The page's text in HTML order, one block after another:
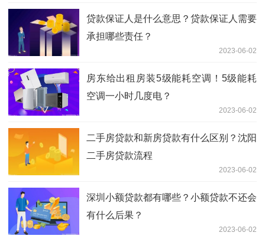
贷款保证人是什么意思？贷款保证人需要
承担哪些责任？
2023-06-02
房东给出租房装5级能耗空调！5级能耗
空调一小时几度电？
2023-06-02
二手房贷款和新房贷款有什么区别？沈阳
二手房贷款流程
2023-06-02
深圳小额贷款都有哪些？小额贷款不还会
有什么后果？
2023-06-02